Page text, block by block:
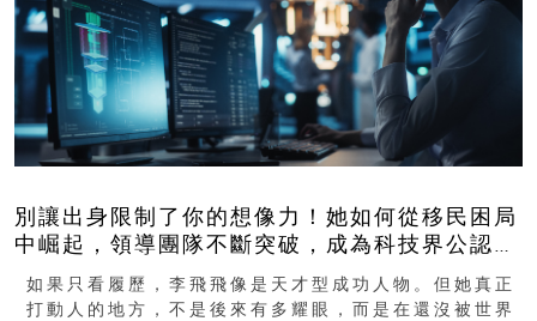
別讓出身限制了你的想像力！她如何從移民困局
中崛起，領導團隊不斷突破，成為科技界公認的
「教母」？
如果只看履歷，李飛飛像是天才型成功人物。但她真正
打動人的地方，不是後來有多耀眼，而是在還沒被世界